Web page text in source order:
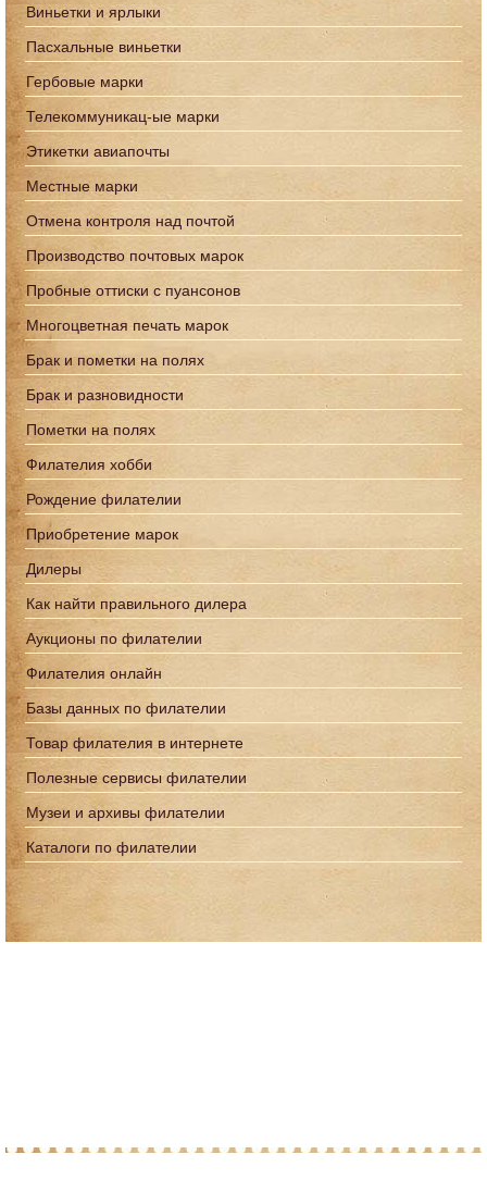
Виньетки и ярлыки
Пасхальные виньетки
Гербовые марки
Телекоммуникац-ые марки
Этикетки авиапочты
Местные марки
Отмена контроля над почтой
Производство почтовых марок
Пробные оттиски с пуансонов
Многоцветная печать марок
Брак и пометки на полях
Брак и разновидности
Пометки на полях
Филателия хобби
Рождение филателии
Приобретение марок
Дилеры
Как найти правильного дилера
Аукционы по филателии
Филателия онлайн
Базы данных по филателии
Товар филателия в интернете
Полезные сервисы филателии
Музеи и архивы филателии
Каталоги по филателии